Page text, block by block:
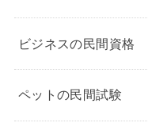
ビジネスの民間資格
ペットの民間試験